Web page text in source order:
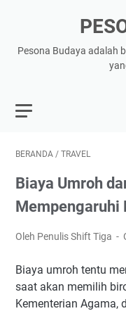
Pesona Budaya adalah
BERANDA / TRAVEL
Biaya Umroh
Mempengaruhi
Oleh Penulis Shift Tiga
Biaya umroh tentu
saat akan memilih
Kementerian Agama,